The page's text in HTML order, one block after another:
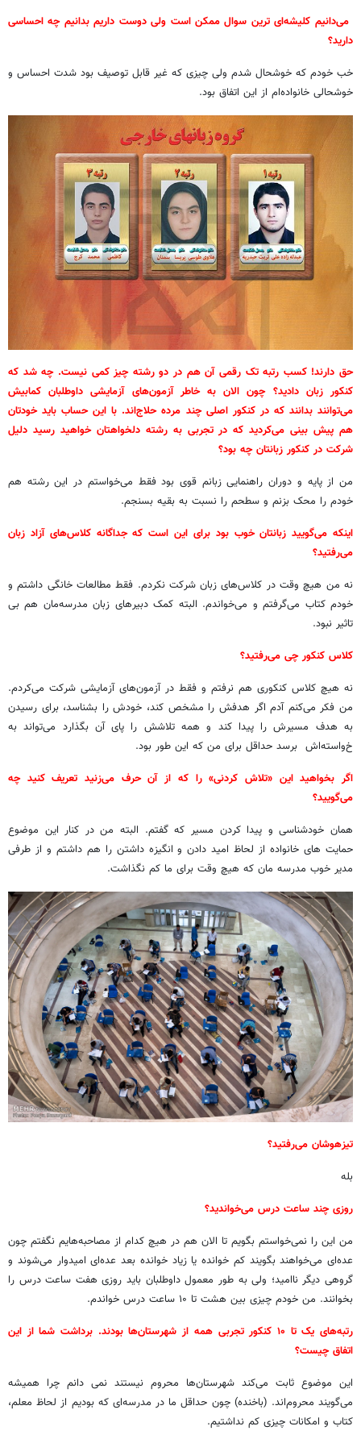
می‌دانیم کلیشه‌ای ترین سوال ممکن است ولی دوست داریم بدانیم چه احساسی
دارید؟
خب خودم که خوشحال شدم ولی چیزی که غیر قابل توصیف بود شدت احساس و
خوشحالی خانواده‌ام از این اتفاق بود.
حق دارند! کسب رتبه تک رقمی آن هم در دو رشته چیز کمی نیست. چه شد که
کنکور زبان دادید؟ چون الان به خاطر آزمون‌های آزمایشی داوطلبان کمابیش
می‌توانند بدانند که در کنکور اصلی چند مرده حلاج‌اند. با این حساب باید خودتان
هم پیش بینی می‌کردید که در تجربی به رشته دلخواهتان خواهید رسید دلیل
شرکت در کنکور زبانتان چه بود؟
من از پایه و دوران راهنمایی زبانم قوی بود فقط می‌خواستم در این رشته هم
خودم را محک بزنم و سطحم را نسبت به بقیه بسنجم.
اینکه می‌گویید زبانتان خوب بود برای این است که جداگانه کلاس‌های آزاد زبان
می‌رفتید؟
نه من هیچ وقت در کلاس‌های زبان شرکت نکردم. فقط مطالعات خانگی داشتم و
خودم کتاب می‌گرفتم و می‌خواندم. البته کمک دبیرهای زبان مدرسه‌مان هم بی
تاثیر نبود.
کلاس کنکور چی می‌رفتید؟
نه هیچ کلاس کنکوری هم نرفتم و فقط در آزمون‌های آزمایشی شرکت می‌کردم.
من فکر می‌کنم آدم اگر هدفش را مشخص کند، خودش را بشناسد، برای رسیدن
به هدف مسیرش را پیدا کند و همه تلاشش را پای آن بگذارد می‌تواند به
خواسته‌اش برسد حداقل برای من که این طور بود.
اگر بخواهید این «تلاش کردنی» را که از آن حرف می‌زنید تعریف کنید چه
می‌گویید؟
همان خودشناسی و پیدا کردن مسیر که گفتم. البته من در کنار این موضوع
حمایت های خانواده از لحاظ امید دادن و انگیزه داشتن را هم داشتم و از طرفی
مدیر خوب مدرسه مان که هیچ وقت برای ما کم نگذاشت.
تیزهوشان می‌رفتید؟
بله
روزی چند ساعت درس می‌خواندید؟
من این را نمی‌خواستم بگویم تا الان هم در هیچ کدام از مصاحبه‌هایم نگفتم چون
عده‌ای می‌خواهند بگویند کم خوانده یا زیاد خوانده بعد عده‌ای امیدوار می‌شوند و
گروهی دیگر ناامید؛ ولی به طور معمول داوطلبان باید روزی هفت ساعت درس را
بخوانند. من خودم چیزی بین هشت تا ۱۰ ساعت درس خواندم.
رتبه‌های یک تا ۱۰ کنکور تجربی همه از شهرستان‌ها بودند. برداشت شما از این
اتفاق چیست؟
این موضوع ثابت می‌کند شهرستان‌ها محروم نیستند نمی دانم چرا همیشه
می‌گویند محروم‌اند. (باخنده) چون حداقل ما در مدرسه‌ای که بودیم از لحاظ معلم،
کتاب و امکانات چیزی کم نداشتیم.